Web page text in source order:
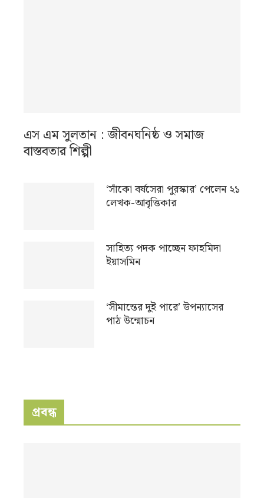
এস এম সুলতান : জীবনঘনিষ্ঠ ও সমাজ
বাস্তবতার শিল্পী
‘সাঁকো বর্ষসেরা পুরস্কার’ পেলেন ২১
লেখক-আবৃত্তিকার
সাহিত্য পদক পাচ্ছেন ফাহমিদা
ইয়াসমিন
‘সীমান্তের দুই পারে’ উপন্যাসের
পাঠ উন্মোচন
প্রবন্ধ